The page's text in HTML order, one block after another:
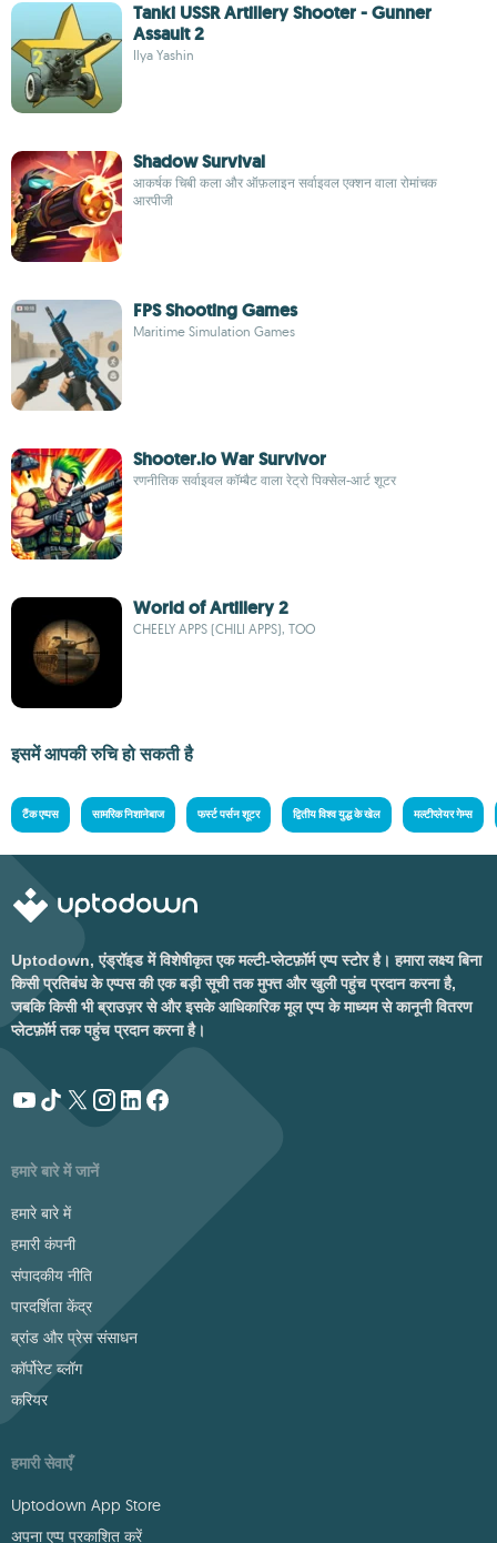
Tanki USSR Artillery Shooter - Gunner
Assault 2
Ilya Yashin
Shadow Survival
आकर्षक चिबी कला और ऑफ़लाइन सर्वाइवल एक्शन वाला रोमांचक
आरपीजी
FPS Shooting Games
Maritime Simulation Games
Shooter.io War Survivor
रणनीतिक सर्वाइवल कॉम्बैट वाला रेट्रो पिक्सेल-आर्ट शूटर
World of Artillery 2
CHEELY APPS (CHILI APPS), TOO
इसमें आपकी रुचि हो सकती है
टैंक एप्पस सामरिक निशानेबाज फर्स्ट पर्सन शूटर द्वितीय विश्व युद्ध के खेल मल्टीप्लेयर गेम्स
Uptodown, एंड्रॉइड में विशेषीकृत एक मल्टी-प्लेटफ़ॉर्म एप्प स्टोर है। हमारा लक्ष्य बिना
किसी प्रतिबंध के एप्पस की एक बड़ी सूची तक मुफ्त और खुली पहुंच प्रदान करना है,
जबकि किसी भी ब्राउज़र से और इसके आधिकारिक मूल एप्प के माध्यम से कानूनी वितरण
प्लेटफ़ॉर्म तक पहुंच प्रदान करना है।
हमारे बारे में जानें
हमारे बारे में
हमारी कंपनी
संपादकीय नीति
पारदर्शिता केंद्र
ब्रांड और प्रेस संसाधन
कॉर्पोरेट ब्लॉग
करियर
हमारी सेवाएँ
Uptodown App Store
अपना एप्प प्रकाशित करें